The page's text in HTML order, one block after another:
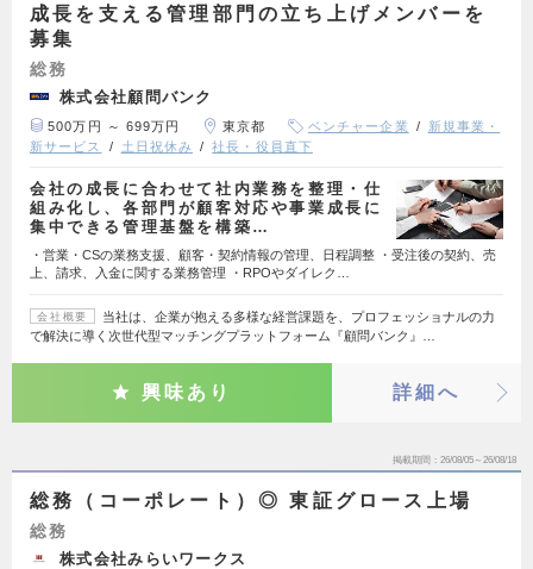
成長を支える管理部門の立ち上げメンバーを
募集
総務
株式会社顧問バンク
500万円 ～ 699万円 東京都 ベンチャー企業
新規事業・
新サービス
土日祝休み 社長・役員直下
会社の成長に合わせて社内業務を整理・仕
組み化し、各部門が顧客対応や事業成長に
集中できる管理基盤を構築…
・営業・CSの業務支援、顧客・契約情報の管理、日程調整 ・受注後の契約、売
上、請求、入金に関する業務管理 ・RPOやダイレク…
会社概要
当社は、企業が抱える多様な経営課題を、プロフェッショナルの力
で解決に導く次世代型マッチングプラットフォーム『顧問バンク』…
興味あり 詳細へ
掲載期間 26/08/05～26/08/18
総務（コーポレート）◎ 東証グロース上場
総務
株式会社みらいワークス